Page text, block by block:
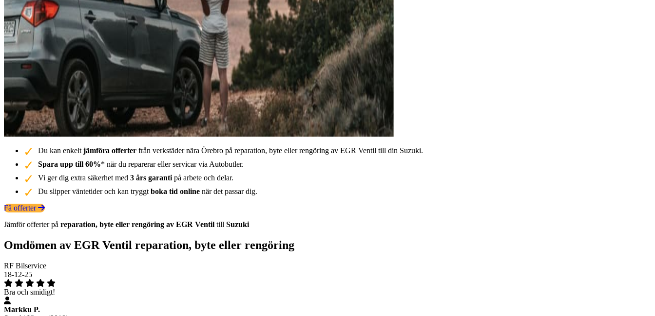
Du kan enkelt jämföra offerter från verkstäder nära Örebro på reparation, byte eller rengöring av EGR Ventil till din Suzuki.
Spara upp till 60%* när du reparerar eller servicar via Autobutler.
Vi ger dig extra säkerhet med 3 års garanti på arbete och delar.
Du slipper väntetider och kan tryggt boka tid online när det passar dig.
Få offerter
Jämför offerter på reparation, byte eller rengöring av EGR Ventil till Suzuki
Omdömen av EGR Ventil reparation, byte eller rengöring
RF Bilservice
18-12-25
Bra och smidigt!
Markku P.